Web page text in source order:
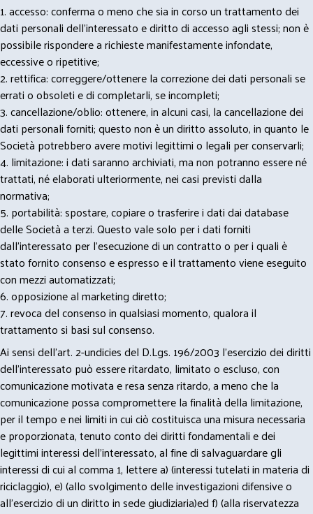
1. accesso: conferma o meno che sia in corso un trattamento dei
dati personali dell’interessato e diritto di accesso agli stessi; non è
possibile rispondere a richieste manifestamente infondate,
eccessive o ripetitive;
2. rettifica: correggere/ottenere la correzione dei dati personali se
errati o obsoleti e di completarli, se incompleti;
3. cancellazione/oblio: ottenere, in alcuni casi, la cancellazione dei
dati personali forniti; questo non è un diritto assoluto, in quanto le
Società potrebbero avere motivi legittimi o legali per conservarli;
4. limitazione: i dati saranno archiviati, ma non potranno essere né
trattati, né elaborati ulteriormente, nei casi previsti dalla
normativa;
5. portabilità: spostare, copiare o trasferire i dati dai database
delle Società a terzi. Questo vale solo per i dati forniti
dall’interessato per l’esecuzione di un contratto o per i quali è
stato fornito consenso e espresso e il trattamento viene eseguito
con mezzi automatizzati;
6. opposizione al marketing diretto;
7. revoca del consenso in qualsiasi momento, qualora il
trattamento si basi sul consenso.
Ai sensi dell’art. 2-undicies del D.Lgs. 196/2003 l’esercizio dei diritti
dell’interessato può essere ritardato, limitato o escluso, con
comunicazione motivata e resa senza ritardo, a meno che la
comunicazione possa compromettere la finalità della limitazione,
per il tempo e nei limiti in cui ciò costituisca una misura necessaria
e proporzionata, tenuto conto dei diritti fondamentali e dei
legittimi interessi dell’interessato, al fine di salvaguardare gli
interessi di cui al comma 1, lettere a) (interessi tutelati in materia di
riciclaggio), e) (allo svolgimento delle investigazioni difensive o
all’esercizio di un diritto in sede giudiziaria)ed f) (alla riservatezza